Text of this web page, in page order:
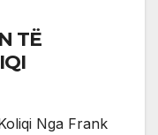
TË
Nga Frank